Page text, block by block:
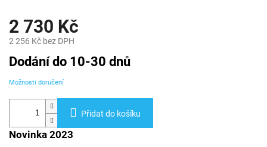
2 730 Kč
2 256 Kč bez DPH
Měrná
cena:
Dodání do 10-30 dnů
Možnosti doručení
Přidat do košíku
Novinka 2023